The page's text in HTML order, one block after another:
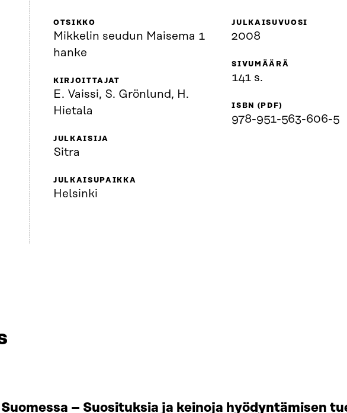
OTSIKKO
Mikkelin seudun Maisema 1
hanke
KIRJOITTAJAT
E. Vaissi, S. Grönlund, H.
Hietala
JULKAISIJA
Sitra
JULKAISUPAIKKA
Helsinki
JULKAISUVUOSI
2008
SIVUMÄÄRÄ
141 s.
ISBN (PDF)
978-951-563-606-5
– Suosituksia ja keinoja hyödyntämisen